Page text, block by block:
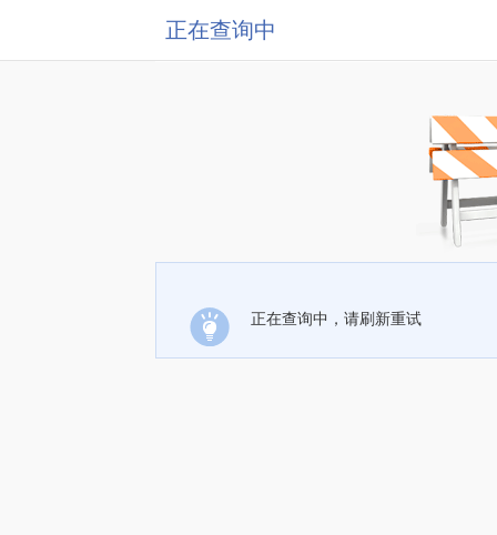
正在查询中
正在查询中，请刷新重试